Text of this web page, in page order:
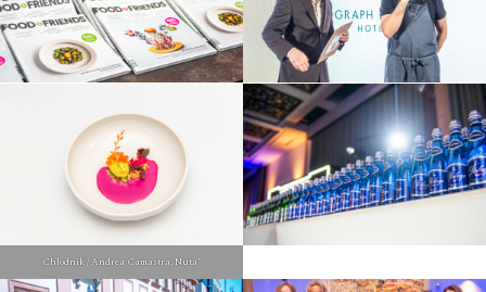
Chłodnik / Andrea Camastra, Nuta*